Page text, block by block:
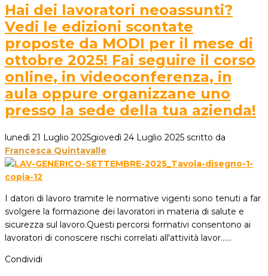
Hai dei lavoratori neoassunti?
Vedi le edizioni scontate
proposte da MODI per il mese di
ottobre 2025! Fai seguire il corso
online, in videoconferenza, in
aula oppure organizzane uno
presso la sede della tua azienda!
lunedì 21 Luglio 2025giovedì 24 Luglio 2025 scritto da
Francesca Quintavalle
I datori di lavoro tramite le normative vigenti sono tenuti a far
svolgere la formazione dei lavoratori in materia di salute e
sicurezza sul lavoro.Questi percorsi formativi consentono ai
lavoratori di conoscere rischi correlati all'attività lavor...…
Condividi